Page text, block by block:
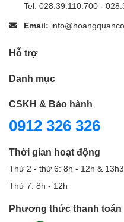
Tel: 028.39.110.700 -
Email:
Hỗ trợ
Danh mục
CSKH & Bảo hành
0912 326 326
Thời gian hoạt động
Thứ 2 - thứ 6: 8h - 12h &
Thứ 7: 8h - 12h
Phương thức thanh toán